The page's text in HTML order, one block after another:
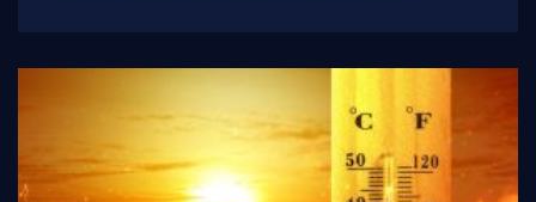
kontrastima,